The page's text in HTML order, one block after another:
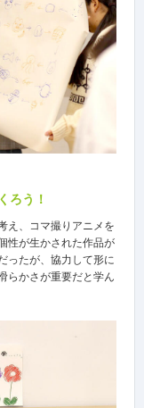
ろう！
え、コマ撮りアニメを
性が生かされた作品が
ったが、協力して形に
らかさが重要だと学ん